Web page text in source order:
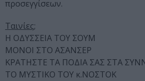
προσεγγίσεων.
Ταινίες;
Η ΟΔΥΣΣΕΙΑ ΤΟΥ ΣΟΥΜ
MΟΝΟΙ ΣΤΟ ΑΣΑΝΣΕΡ
KΡΑΤΗΣΤΕ ΤΑ ΠΟΔΙΑ ΣΑΣ ΣΤΑ
ΤΟ ΜΥΣΤΙΚΟ ΤΟΥ κ.ΝΟΣΤΟΚ